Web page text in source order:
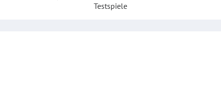
Testspiele